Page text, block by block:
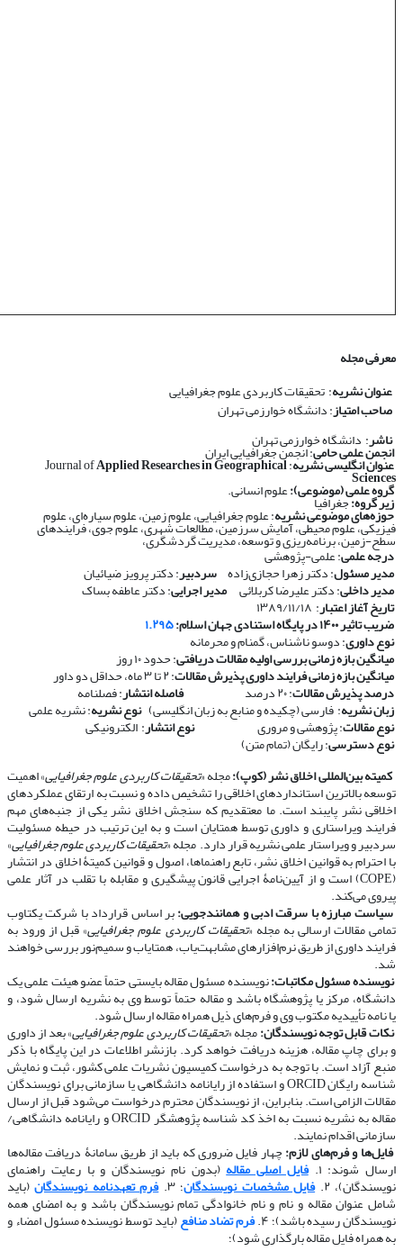
معرفی مجله
عنوان نشریه: تحقیقات کاربردی علوم جغرافیایی
صاحب امتیاز: دانشگاه خوارزمی تهران
ناشر: دانشگاه خوارزمی تهران
انجمن علمی حامی: انجمن جغرافیایی ایران
عنوان انگلیسی نشریه: Journal of
Applied Researches in Geographical
Sciences
گروه علمی (موضوعی):علوم انسانی.
زیر گروه:جغرافیا
حوزه‌های موضوعی نشریه: علوم جغرافیایی، علوم زمین، علوم سیاره‌ای، علوم
فیزیکی، علوم محیطی، آمایش سرزمین، مطالعات شهری، علوم جوی، فرایندهای
سطح-زمین، برنامه‌ریزی و توسعه، مدیریت گردشگری،
درجه علمی: علمی-پژوهشی
مدیر مسئول: دکتر زهرا حجازی‌زاده سردبیر: دکتر پرویز ضیائیان
مدیر داخلی: دکتر علیرضا کربلائی مدیر اجرایی: دکتر عاطفه بساک
تاریخ آغاز اعتبار: ۱۳۸۹/۱۱/۱۸
ضریب تاثیر ۱۴۰۰ در پایگاه استنادی جهان اسلام: ۱.۲۹۵
نوع داوری: دوسو ناشناس، گمنام و محرمانه
​​​​​​​میانگین بازه زمانی بررسی اولیه مقالات دریافتی: حدود ۱۰ روز
​​​​​​​میانگین بازه زمانی فرایند داوری پذیرش مقالات: ۲ تا ۳ ماه، حداقل دو داور
درصد پذیرش مقالات: ۲۰ درصد ​​​​​​​فاصله انتشار: فصلنامه
زبان نشریه: فارسی (چکیده و منابع به زبان انگلیسی) ​​​​​​​نوع نشریه: نشریه علمی
​​​​​​​نوع مقالات: پژوهشی و مروری ​​​​​​​نوع انتشار: الکترونیکی
​​​​​​​نوع دسترسی: رایگان (تمام متن)
​​​​​​​کمیته بین‌المللی اخلاق نشر (کوپ):مجله «تحقیقات کاربردی علوم جغرافیایی» اهمیت
توسعه بالاترین استانداردهای اخلاقی را تشخیص داده و نسبت به ارتقای عملکردهای
اخلاقی نشر پایبند است. ما معتقدیم که سنجش اخلاق نشر یکی از جنبه‌های مهم
فرایند ویراستاری و داوری توسط همتایان است و به این ترتیب در حیطه مسئولیت
سردبیر و ویراستار علمی نشریه قرار دارد. مجله «تحقیقات کاربردی علوم جغرافیایی»
با احترام به قوانین اخلاق نشر، تابع راهنماها، اصول و قوانین کمیتۀ اخلاق در انتشار
(COPE) است و از آیین‌نامۀ اجرایی قانون پیشگیری و مقابله با تقلب در آثار علمی
پیروی می‌کند.
​​​​​​​سیاست مبارزه با سرقت ادبی و همانندجویی:بر اساس قرارداد با شرکت یکتاوب
تمامی مقالات ارسالی به مجله «تحقیقات کاربردی علوم جغرافیایی» قبل از ورود به
فرایند داوری از طریق نرم‌افزارهای مشابهت‌یاب، همتایاب و سمیم‌نور بررسی خواهند
شد.
​​​​​​​نویسنده مسئول مکاتبات:نویسنده مسئول مقاله بایستی حتماً عضو هیئت علمی یک
دانشگاه، مرکز یا پژوهشگاه باشد و مقاله حتماً توسط وی به نشریه ارسال شود، و
یا نامه تأییدیه مکتوب وی و فرم‌های ذیل همراه مقاله ارسال شود.
​​​​​​​نکات قابل توجه نویسندگان:مجله «تحقیقات کاربردی علوم جغرافیایی» بعد از داوری
و برای چاپ مقاله، هزینه دریافت خواهد کرد. بازنشر اطلاعات در این پایگاه با ذکر
منبع آزاد است. با توجه به درخواست کمیسیون نشریات علمی کشور، ثبت و نمایش
شناسه رایگان ORCID و استفاده از رایانامه دانشگاهی یا سازمانی برای نویسندگان
مقالات الزامی است. بنابراین، از نویسندگان محترم درخواست می‌شود قبل از ارسال
مقاله به نشریه نسبت به اخذ کد شناسه پژوهشگر ORCID و رایانامه دانشگاهی/
سازمانی اقدام نمایند.
​​​​​​​فایل‌ها و فرم‌های لازم:چهار فایل ضروری که باید از طریق سامانۀ دریافت مقاله‌ها
ارسال شوند: ۱. فایل اصلی مقاله(بدون نام نویسندگان و با رعایت راهنمای
نویسندگان)، ۲. فایل مشخصات نویسندگان؛ ۳. فرم تعهدنامه نویسندگان(باید
شامل عنوان مقاله و نام و نام خانوادگی تمام نویسندگان باشد و به امضای همه
نویسندگان رسیده باشد)؛ ۴. فرم تضاد منافع(باید توسط نویسنده مسئول امضاء و
به همراه فایل مقاله بارگذاری شود)؛